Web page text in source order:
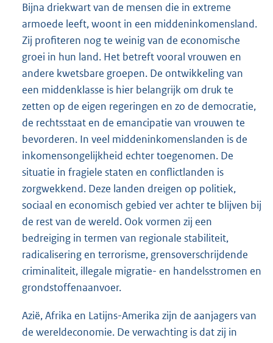
Bijna driekwart van de mensen die in extreme
armoede leeft, woont in een middeninkomensland.
Zij profiteren nog te weinig van de economische
groei in hun land. Het betreft vooral vrouwen en
andere kwetsbare groepen. De ontwikkeling van
een middenklasse is hier belangrijk om druk te
zetten op de eigen regeringen en zo de democratie,
de rechtsstaat en de emancipatie van vrouwen te
bevorderen. In veel middeninkomenslanden is de
inkomensongelijkheid echter toegenomen. De
situatie in fragiele staten en conflictlanden is
zorgwekkend. Deze landen dreigen op politiek,
sociaal en economisch gebied ver achter te blijven bij
de rest van de wereld. Ook vormen zij een
bedreiging in termen van regionale stabiliteit,
radicalisering en terrorisme, grensoverschrijdende
criminaliteit, illegale migratie- en handelsstromen en
grondstoffenaanvoer.
Azië, Afrika en Latijns-Amerika zijn de aanjagers van
de wereldeconomie. De verwachting is dat zij in